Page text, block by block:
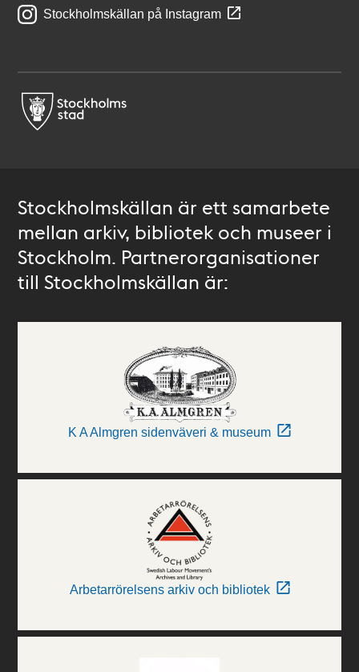
Stockholmskällan på Instagram
Stockholmskällan är ett samarbete
mellan arkiv, bibliotek och museer i
Stockholm. Partnerorganisationer
till Stockholmskällan är:
K A Almgren sidenväveri & museum
Arbetarrörelsens arkiv och bibliotek